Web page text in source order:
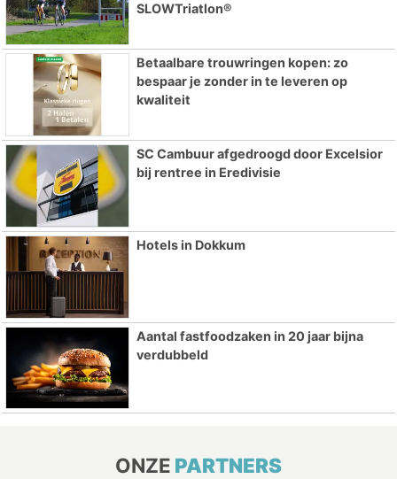
SLOWTriatlon®
Betaalbare trouwringen kopen: zo
bespaar je zonder in te leveren op
kwaliteit
SC Cambuur afgedroogd door Excelsior
bij rentree in Eredivisie
Hotels in Dokkum
Aantal fastfoodzaken in 20 jaar bijna
verdubbeld
ONZE PARTNERS